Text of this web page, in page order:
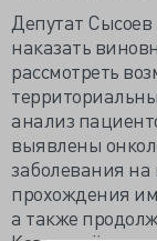
Депутат
наказать
рассмотреть
анализ
выявлены
заболевания
прохождения
а также